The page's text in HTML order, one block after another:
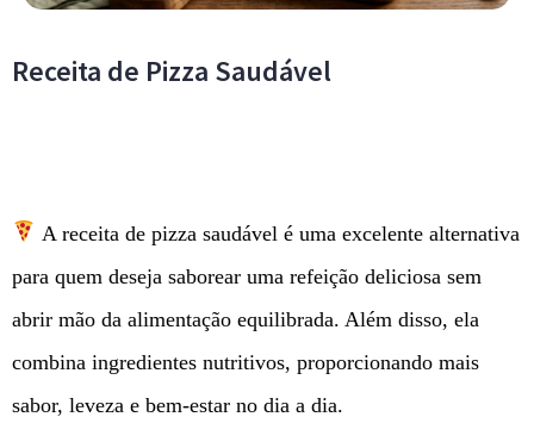
Receita de Pizza Saudável
A receita de pizza saudável é uma excelente alternativa
para quem deseja saborear uma refeição deliciosa sem
abrir mão da alimentação equilibrada. Além disso, ela
combina ingredientes nutritivos, proporcionando mais
sabor, leveza e bem-estar no dia a dia.